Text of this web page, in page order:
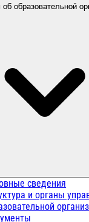
образовательной
сведения
и органы